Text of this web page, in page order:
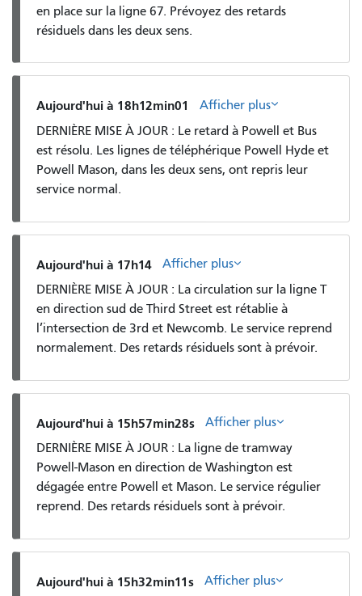
en place sur la ligne 67. Prévoyez des retards
résiduels dans les deux sens.
Aujourd'hui à 18h12min01
Afficher plus
DERNIÈRE MISE À JOUR : Le retard à Powell et Bus
est résolu. Les lignes de téléphérique Powell Hyde et
Powell Mason, dans les deux sens, ont repris leur
service normal.
Aujourd'hui à 17h14
Afficher plus
DERNIÈRE MISE À JOUR : La circulation sur la ligne T
en direction sud de Third Street est rétablie à
l’intersection de 3rd et Newcomb. Le service reprend
normalement. Des retards résiduels sont à prévoir.
Aujourd'hui à 15h57min28s
Afficher plus
DERNIÈRE MISE À JOUR : La ligne de tramway
Powell-Mason en direction de Washington est
dégagée entre Powell et Mason. Le service régulier
reprend. Des retards résiduels sont à prévoir.
Aujourd'hui à 15h32min11s
Afficher plus